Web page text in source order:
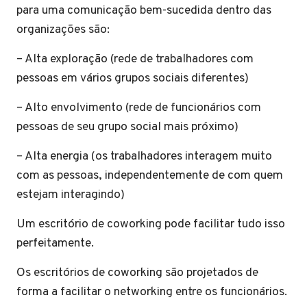
para uma comunicação bem-sucedida dentro das
organizações são:
– Alta exploração (rede de trabalhadores com
pessoas em vários grupos sociais diferentes)
– Alto envolvimento (rede de funcionários com
pessoas de seu grupo social mais próximo)
– Alta energia (os trabalhadores interagem muito
com as pessoas, independentemente de com quem
estejam interagindo)
Um escritório de coworking pode facilitar tudo isso
perfeitamente.
Os escritórios de coworking são projetados de
forma a facilitar o networking entre os funcionários.